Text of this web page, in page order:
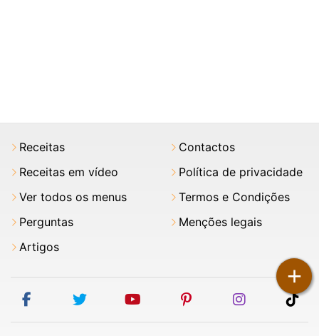
+
Receitas
Receitas em vídeo
Ver todos os menus
Perguntas
Artigos
Contactos
Política de privacidade
Termos e Condições
Menções legais
facebooktwitter youtubepinterestinstagram